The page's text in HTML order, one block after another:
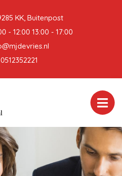
KK, Buitenpost
- 12:00 13:00 - 17:00
0512352221